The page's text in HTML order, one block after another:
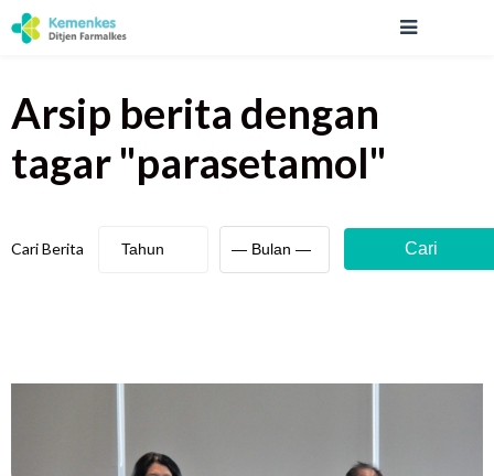
Arsip berita dengan
tagar "parasetamol"
Cari Berita Cari